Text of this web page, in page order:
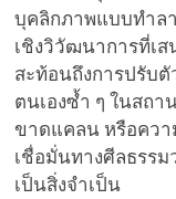
บุคลิกภาพแบบทำล
เชิงวิวัฒนาการที่เ
สะท้อนถึงการปรับ
ตนเองซ้ำ ๆ ในสถ
ขาดแคลน หรือควา
เชื่อมั่นทางศีลธรร
เป็นสิ่งจำเป็น